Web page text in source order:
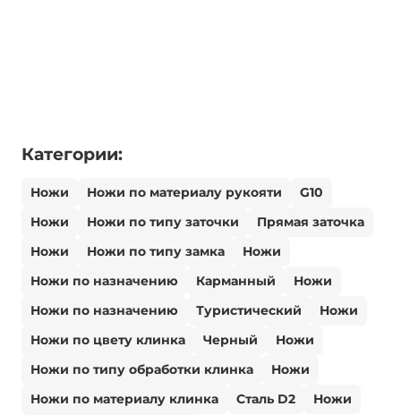
Категории:
Ножи Ножи по материалу рукояти
G10
Ножи
Ножи по типу заточки
Прямая заточка
Ножи
Ножи по типу замка
Ножи
Ножи по назначению
Карманный
Ножи
Ножи по назначению
Туристический
Ножи
Ножи по цвету клинка
Черный
Ножи
Ножи по типу обработки клинка
Ножи
Ножи по материалу клинка
Сталь D2
Ножи